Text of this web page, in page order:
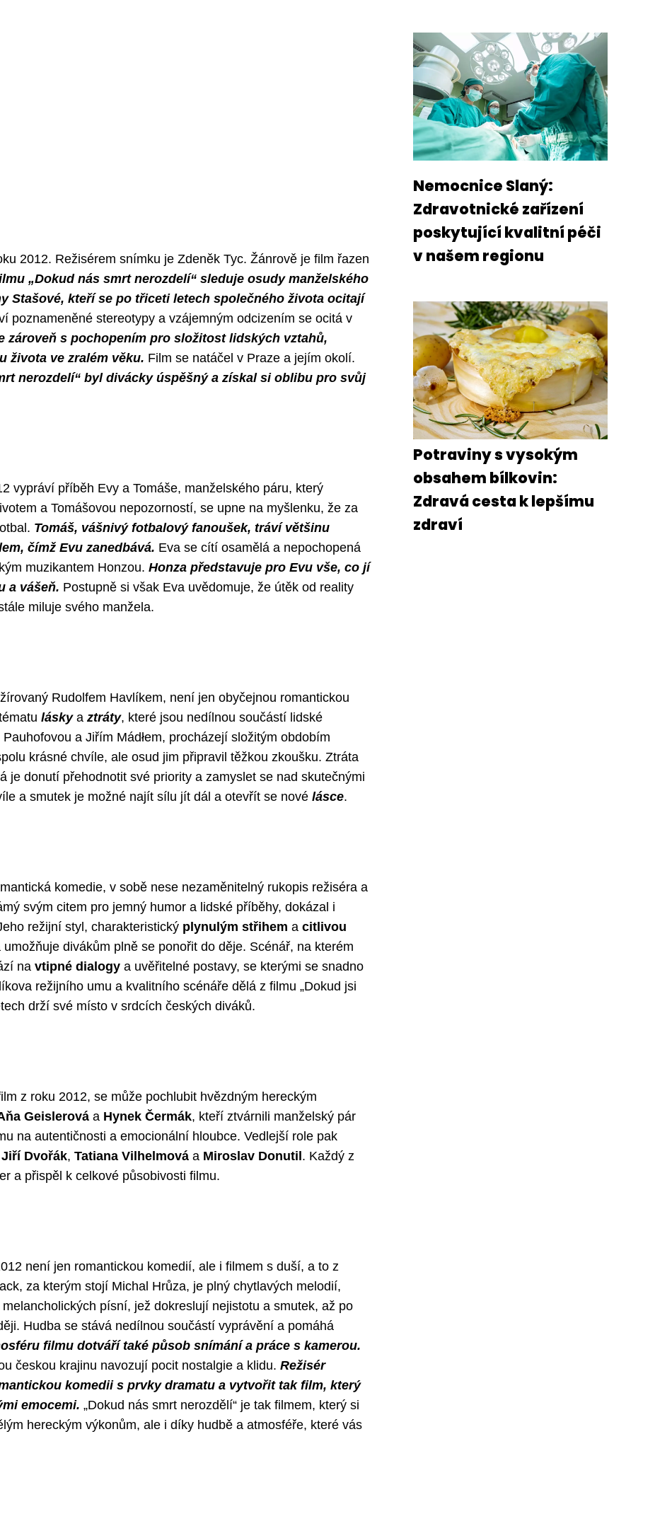
2012. Režisérem snímku je Zdeněk Tyc. Žánrově je film řazen
„Dokud nás smrt nerozdelí“ sleduje osudy manželského
Stašové, kteří se po třiceti letech společného života ocitají
poznameněné stereotypy a vzájemným odcizením se ocitá v
zároveň s pochopením pro složitost lidských vztahů,
života ve zralém věku. Film se natáčel v Praze a jejím okolí.
nerozdelí“ byl divácky úspěšný a získal si oblibu pro svůj
vypráví příběh Evy a Tomáše, manželského páru, který
a Tomášovou nepozorností, se upne na myšlenku, že za
Tomáš, vášnivý fotbalový fanoušek, tráví většinu
čímž Evu zanedbává. Eva se cítí osamělá a nepochopená
muzikantem Honzou. Honza představuje pro Evu vše, co jí
a vášeň. Postupně si však Eva uvědomuje, že útěk od reality
miluje svého manžela.
Rudolfem Havlíkem, není jen obyčejnou romantickou
láskya ztráty, které jsou nedílnou součástí lidské
a Jiřím Mádłem, procházejí složitým obdobím
krásné chvíle, ale osud jim připravil těžkou zkoušku. Ztráta
je donutí přehodnotit své priority a zamyslet se nad skutečnými
a smutek je možné najít sílu jít dál a otevřít se nové lásce.
komedie, v sobě nese nezaměnitelný rukopis režiséra a
svým citem pro jemný humor a lidské příběhy, dokázal i
režijní styl, charakteristický plynulým střihem a citlivou
divákům plně se ponořit do děje. Scénář, na kterém
na vtipné dialogy a uvěřitelné postavy, se kterými se snadno
režijního umu a kvalitního scénáře dělá z filmu „Dokud jsi
drží své místo v srdcích českých diváků.
z roku 2012, se může pochlubit hvězdným hereckým
Geislerová a Hynek Čermák, kteří ztvárnili manželský pár
na autentičnosti a emocionální hloubce. Vedlejší role pak
Jiří Dvořák, Tatiana Vilhelmová a Miroslav Donutil. Každý z
a přispěl k celkové působivosti filmu.
není jen romantickou komedií, ale i filmem s duší, a to z
za kterým stojí Michal Hrůza, je plný chytlavých melodií,
písní, jež dokreslují nejistotu a smutek, až po
Hudba se stává nedílnou součástí vyprávění a pomáhá
filmu dotváří také působ snímání a práce s kamerou.
českou krajinu navozují pocit nostalgie a klidu. Režisér
komedii s prvky dramatu a vytvořit tak film, který
emocemi. „Dokud nás smrt nerozdělí“ je tak filmem, který si
hereckým výkonům, ale i díky hudbě a atmosféře, které vás
Nemocnice Slaný:
Zdravotnické zařízení
poskytující kvalitní péči
v našem regionu
Potraviny s vysokým
obsahem bílkovin:
Zdravá cesta k lepšímu
zdraví